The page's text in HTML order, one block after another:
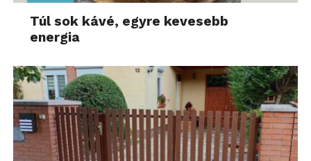
Túl sok kávé, egyre kevesebb
energia